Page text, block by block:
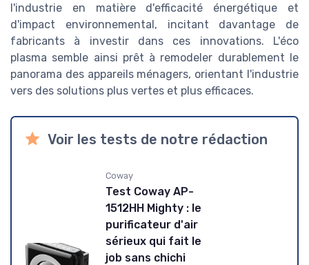
l'industrie en matière d'efficacité énergétique et
d'impact environnemental, incitant davantage de
fabricants à investir dans ces innovations. L'éco
plasma semble ainsi prêt à remodeler durablement le
panorama des appareils ménagers, orientant l'industrie
vers des solutions plus vertes et plus efficaces.
Voir les tests de notre rédaction
Coway
Test Coway AP-
1512HH Mighty : le
purificateur d'air
sérieux qui fait le
job sans chichi